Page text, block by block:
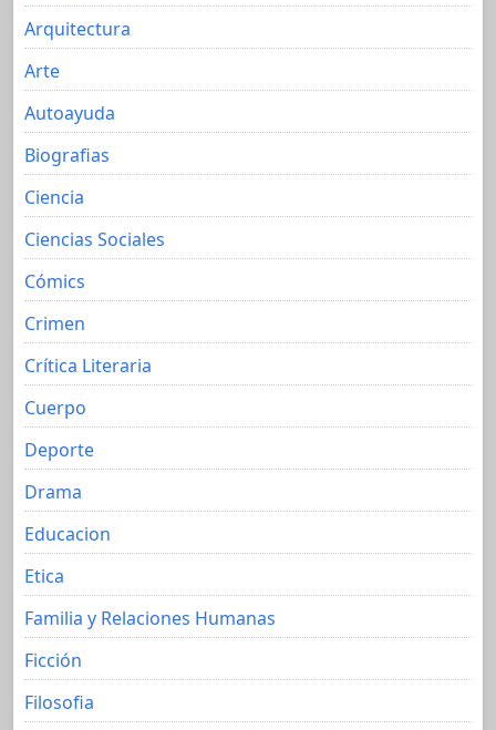
Arquitectura
Arte
Autoayuda
Biografias
Ciencia
Ciencias Sociales
Cómics
Crimen
Crítica Literaria
Cuerpo
Deporte
Drama
Educacion
Etica
Familia y Relaciones Humanas
Ficción
Filosofia